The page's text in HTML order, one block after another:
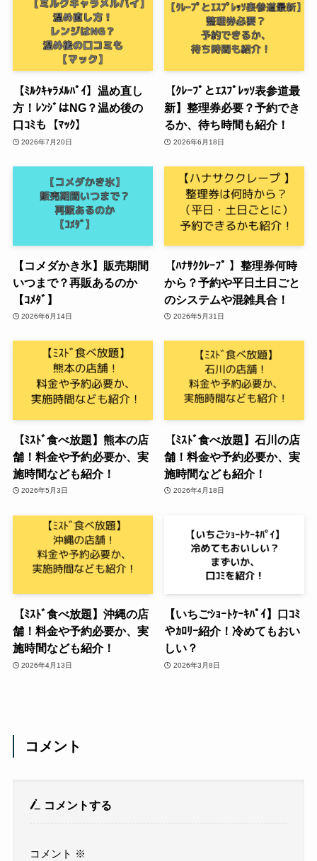
【ﾐﾙｸｷｬﾗﾒﾙﾊﾟｲ】温め直し
方！ﾚﾝｼﾞはNG？温め後の
口ｺﾐも【ﾏｯｸ】
2026年7月20日
【ｸﾚｰﾌﾟとｴｽﾌﾟﾚｯｿ表参道最
新】整理券必要？予約でき
るか、待ち時間も紹介！
2026年6月18日
【コメダかき氷】販売期間
いつまで？再販あるのか
【ｺﾒﾀﾞ】
2026年6月14日
【ﾊﾅｻｸｸﾚｰﾌﾟ 】整理券何時
から？予約や平日土日ごと
のシステムや混雑具合！
2026年5月31日
【ﾐｽﾄﾞ食べ放題】熊本の店
舗！料金や予約必要か、実
施時間なども紹介！
2026年5月3日
【ﾐｽﾄﾞ食べ放題】石川の店
舗！料金や予約必要か、実
施時間なども紹介！
2026年4月18日
【ﾐｽﾄﾞ食べ放題】沖縄の店
舗！料金や予約必要か、実
施時間なども紹介！
2026年4月13日
【いちごｼｮｰﾄｹｰｷﾊﾟｲ】口ｺﾐ
やｶﾛﾘｰ紹介！冷めてもおい
しい？
2026年3月8日
コメント
コメントする
コメント ※